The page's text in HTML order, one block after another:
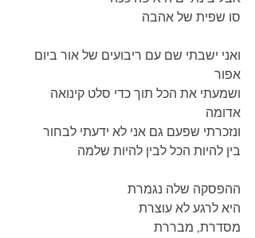
סו שפית של אהבה
ואני ישבתי שם עם ריבועים של אור ביום
אפור
ושמעתי את הכל תוך כדי סלט קינואה
אדומה
ונזכרתי שפעם גם אני לא ידעתי לבחור
בין להיות הכל לבין להיות שלמה
ההפסקה שלה נגמרת
היא לרגע לא עוצרת
מסדרת, מבררת